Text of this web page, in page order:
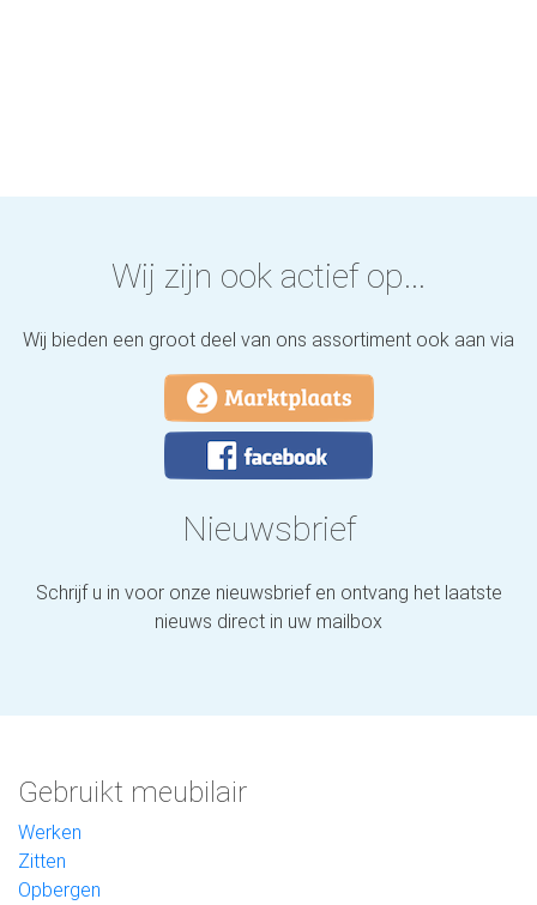
Wij zijn ook actief op...
Wij bieden een groot deel van ons assortiment ook aan via
Nieuwsbrief
Schrijf u in voor onze nieuwsbrief en ontvang het laatste
nieuws direct in uw mailbox
Gebruikt meubilair
Werken
Zitten
Opbergen